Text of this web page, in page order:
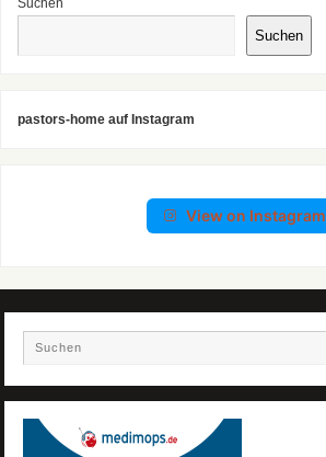
Suchen
Suchen
pastors-home auf Instagram
View on Instagram